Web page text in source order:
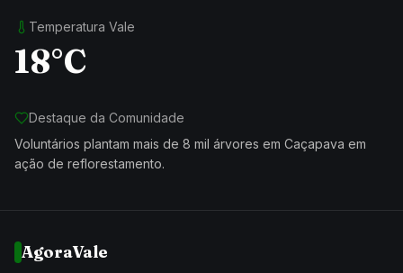
Temperatura Vale
18°C
Destaque da Comunidade
Voluntários plantam mais de 8 mil árvores em Caçapava em
ação de reflorestamento.
AgoraVale